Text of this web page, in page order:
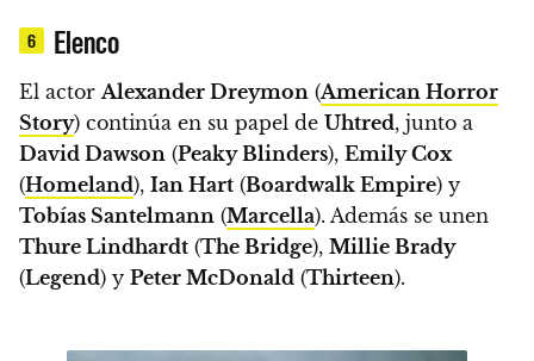
6 Elenco
El actor Alexander Dreymon (American Horror
Story) continúa en su papel de Uhtred, junto a
David Dawson (Peaky Blinders), Emily Cox
(Homeland), Ian Hart (Boardwalk Empire) y
Tobías Santelmann (Marcella). Además se unen
Thure Lindhardt (The Bridge), Millie Brady
(Legend) y Peter McDonald (Thirteen).